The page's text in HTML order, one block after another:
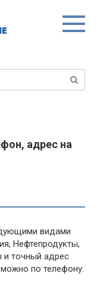
адрес на
видами
Нефтепродукты,
и точный адрес
по телефону: